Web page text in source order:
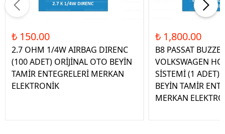
₺ 150.00
2.7 OHM 1/4W AIRBAG DIRENC
(100 ADET) ORİJİNAL OTO BEYİN
TAMİR ENTEGRELERİ MERKAN
ELEKTRONİK
₺ 1,800.00
B8 PASSAT
VOLKSWAGEN
SİSTEMİ (1 ADET)
BEYİN TAMİR
MERKAN